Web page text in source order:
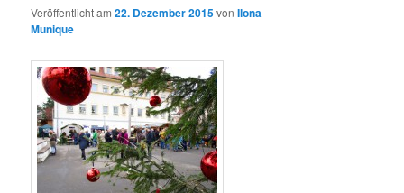
Veröffentlicht am22. Dezember 2015vonIlona
Munique